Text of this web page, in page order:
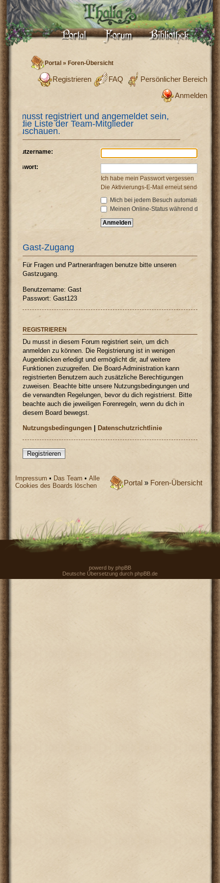
Portal »Foren-Übersicht
Persönlicher Bereich
FAQ
Registrieren
Anmelden
Du musst registriert und angemeldet sein,
um die Liste der Team-Mitglieder
anzuschauen.
Benutzername:
Passwort:
Ich habe mein Passwort vergessen
Die Aktivierungs-E-Mail erneut senden
Mich bei jedem Besuch automatisch
Meinen Online-Status während dieser
Gast-Zugang
Für Fragen und Partneranfragen benutze bitte unseren
Gastzugang.
Benutzername: Gast
Passwort: Gast123
REGISTRIEREN
Du musst in diesem Forum registriert sein, um dich
anmelden zu können. Die Registrierung ist in wenigen
Augenblicken erledigt und ermöglicht dir, auf weitere
Funktionen zuzugreifen. Die Board-Administration kann
registrierten Benutzern auch zusätzliche Berechtigungen
zuweisen. Beachte bitte unsere Nutzungsbedingungen und
die verwandten Regelungen, bevor du dich registrierst. Bitte
beachte auch die jeweiligen Forenregeln, wenn du dich in
diesem Board bewegst.
Nutzungsbedingungen Datenschutzrichtlinie
Registrieren
Portal » Foren-Übersicht
Impressum • Das Team •Alle
Cookies des Boards löschen
powerd by phpBB
Deutsche Übersetzung durch phpBB.de